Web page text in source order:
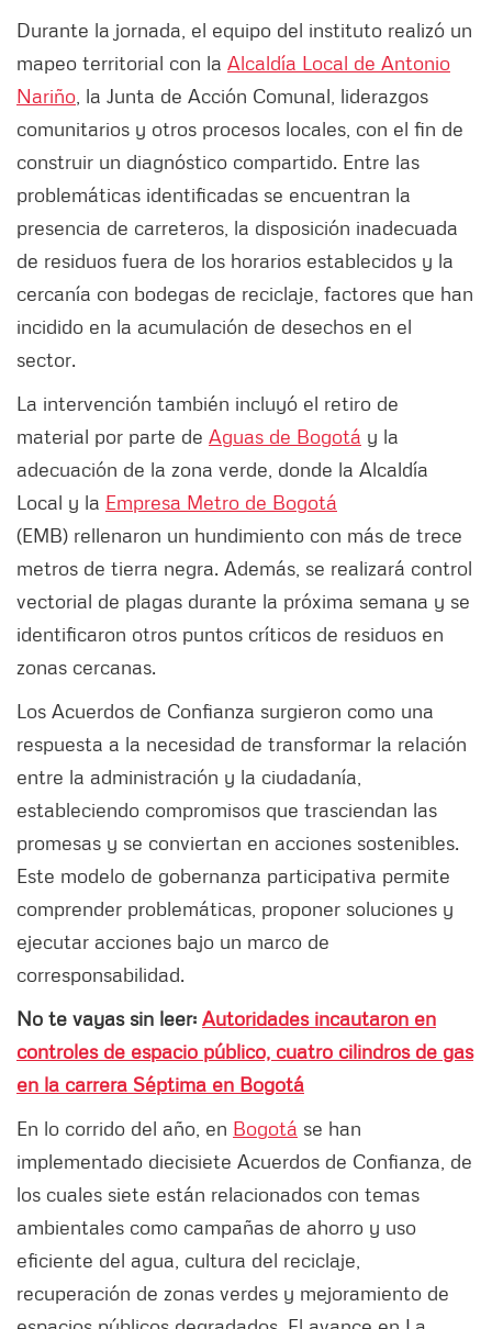
Durante la jornada, el equipo del instituto realizó un
mapeo territorial con la Alcaldía Local de Antonio
Nariño , la Junta de Acción Comunal, liderazgos
comunitarios y otros procesos locales, con el fin de
construir un diagnóstico compartido. Entre las
problemáticas identificadas se encuentran la
presencia de carreteros, la disposición inadecuada
de residuos fuera de los horarios establecidos y la
cercanía con bodegas de reciclaje, factores que han
incidido en la acumulación de desechos en el
sector.
La intervención también incluyó el retiro de
material por parte de Aguas de Bogotá y la
adecuación de la zona verde, donde la Alcaldía
Local y la Empresa Metro de Bogotá
(EMB) rellenaron un hundimiento con más de trece
metros de tierra negra. Además, se realizará control
vectorial de plagas durante la próxima semana y se
identificaron otros puntos críticos de residuos en
zonas cercanas.
Los Acuerdos de Confianza surgieron como una
respuesta a la necesidad de transformar la relación
entre la administración y la ciudadanía,
estableciendo compromisos que trasciendan las
promesas y se conviertan en acciones sostenibles.
Este modelo de gobernanza participativa permite
comprender problemáticas, proponer soluciones y
ejecutar acciones bajo un marco de
corresponsabilidad.
No te vayas sin leer: Autoridades incautaron en
controles de espacio público, cuatro cilindros de gas
en la carrera Séptima en Bogotá
En lo corrido del año, en Bogotá se han
implementado diecisiete Acuerdos de Confianza, de
los cuales siete están relacionados con temas
ambientales como campañas de ahorro y uso
eficiente del agua, cultura del reciclaje,
recuperación de zonas verdes y mejoramiento de